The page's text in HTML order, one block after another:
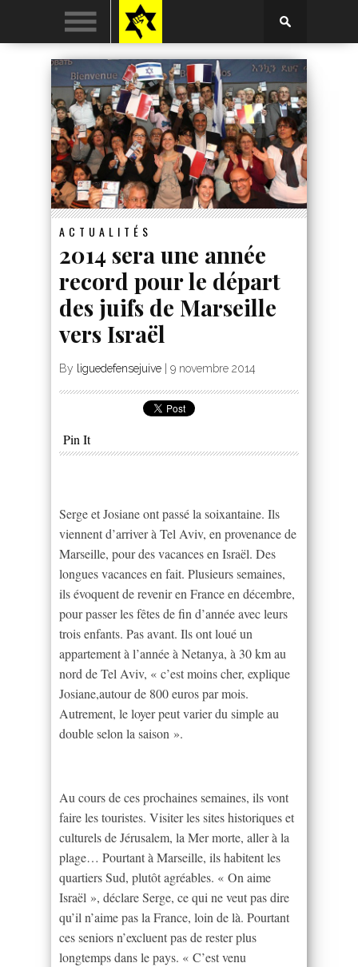
ACTUALITÉS
2014 sera une année
record pour le départ
des juifs de Marseille
vers Israël
By liguedefensejuive 9 novembre 2014
Pin It
Serge et Josiane ont passé la soixantaine. Ils
viennent d’arriver à Tel Aviv, en provenance de
Marseille, pour des vacances en Israël. Des
longues vacances en fait. Plusieurs semaines,
ils évoquent de revenir en France en décembre,
pour passer les fêtes de fin d’année avec leurs
trois enfants. Pas avant. Ils ont loué un
appartement à l’année à Netanya, à 30 km au
nord de Tel Aviv, « c’est moins cher, explique
Josiane,autour de 800 euros par mois.
Autrement, le loyer peut varier du simple au
double selon la saison ».
Au cours de ces prochaines semaines, ils vont
faire les touristes. Visiter les sites historiques et
culturels de Jérusalem, la Mer morte, aller à la
plage… Pourtant à Marseille, ils habitent les
quartiers Sud, plutôt agréables. « On aime
Israël », déclare Serge, ce qui ne veut pas dire
qu’il n’aime pas la France, loin de là. Pourtant
ces seniors n’excluent pas de rester plus
longtemps dans le pays. « C’est venu